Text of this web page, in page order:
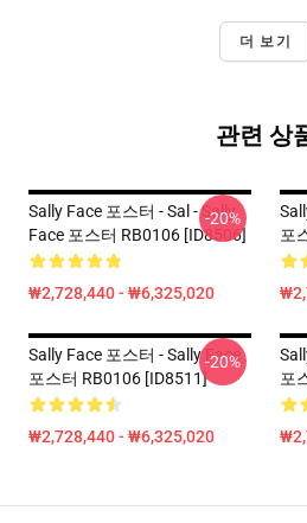
더 보기
관련 상
Sally Face 포스터 - Sal - Sally
Face 포스터 RB0106 [ID8506]
₩2,728,440 - ₩6,325,020
-20%
포
Sally Face 포스터 - Sally Face
포스터 RB0106 [ID8511]
₩2,728,440 - ₩6,325,020
-20%
포